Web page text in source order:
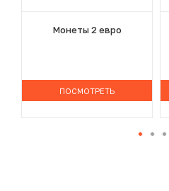
Монеты 2 евро
ПОСМОТРЕТЬ